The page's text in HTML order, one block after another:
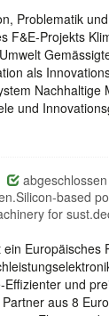
Problematik
F&E-Projekts
als
Nachhaltige
und
abgeschlossen
based
for
ein Europäisches
Effizienter und
aus 8